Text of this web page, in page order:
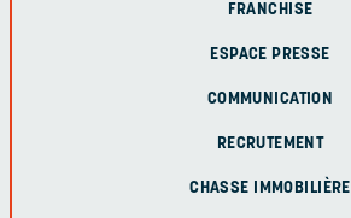
FRANCHISE
ESPACE PRESSE
COMMUNICATION
RECRUTEMENT
CHASSE IMMOBILIÈRE